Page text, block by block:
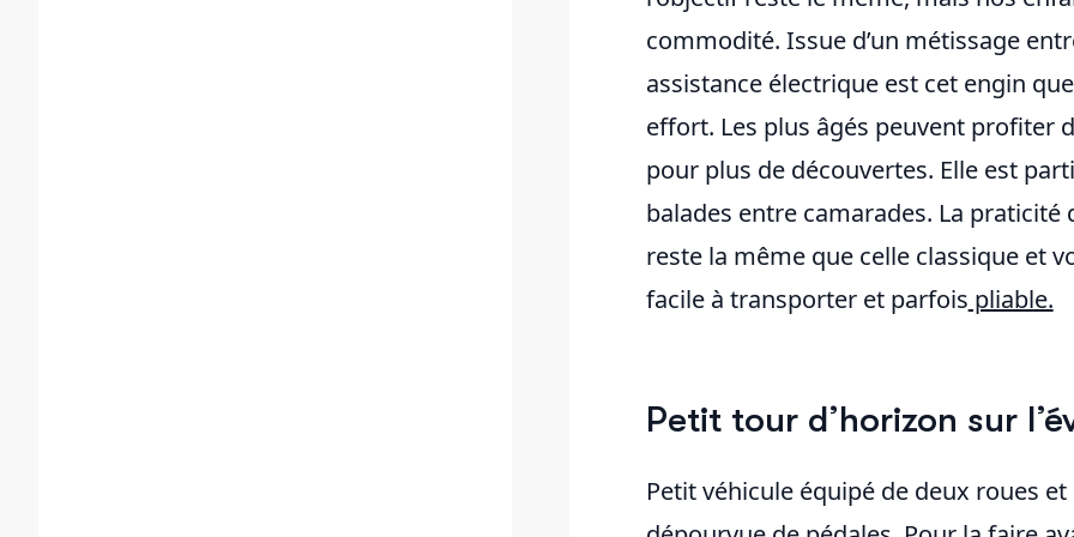
commodité. Issue d’un métissage
assistance électrique est cet engin
effort. Les plus âgés peuvent profiter
pour plus de découvertes. Elle est
balades entre camarades. La
reste la même que celle classique et
facile à transporter et parfois pliable.
Petit tour d’horizon sur
Petit véhicule équipé de deux roues et